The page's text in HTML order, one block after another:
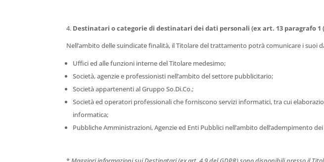
Destinatari o categorie di destinatari dei dati personali (ex art. 13 paragrafo 1
Nell’ambito delle suindicate finalità, il Titolare del trattamento potrà comunicare i suoi
Uffici ed alle funzioni interne del Titolare medesimo;
Società, agenzie e professionisti nell’ambito del settore pubblicitario;
Società appartenenti al Gruppo So.Di.Co.;
Società ed operatori professionali che forniscono servizi informatici, tra cui
informatica;
Pubbliche Amministrazioni, Agenzie ed Enti Pubblici nell’ambito dell’adempimento